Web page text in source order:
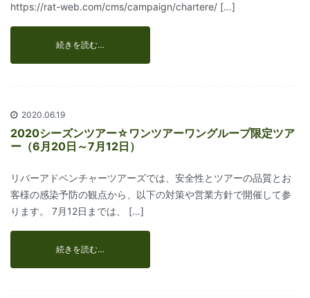
https://rat-web.com/cms/campaign/chartere/ […]
続きを読む…
2020.06.19
2020シーズンツアー☆ワンツアーワングループ限定ツア
ー（6月20日～7月12日）
リバーアドベンチャーツアーズでは、安全性とツアーの品質とお
客様の感染予防の観点から、以下の対策や営業方針で開催して参
ります。 7月12日までは、 […]
続きを読む…